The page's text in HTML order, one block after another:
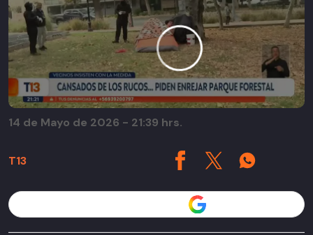
T13
14 de Mayo de 2026 - 21:39 hrs.